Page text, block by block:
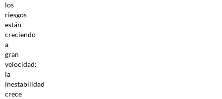
los
riesgos
están
creciendo
a
gran
velocidad:
la
inestabilidad
crece